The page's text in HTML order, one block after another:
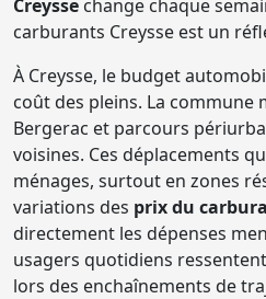
Creysse change chaque
carburants Creysse est un
À Creysse, le budget
coût des pleins. La commune
Bergerac et parcours
voisines. Ces déplacements
ménages, surtout en zones
variations des prix du
directement les dépenses
usagers quotidiens
lors des enchaînements de